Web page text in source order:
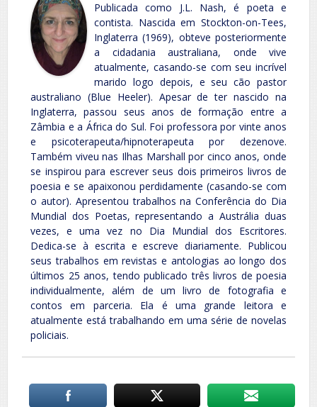
Publicada como J.L. Nash, é poeta e
contista. Nascida em Stockton-on-Tees,
Inglaterra (1969), obteve posteriormente
a cidadania australiana, onde vive
atualmente, casando-se com seu incrível
marido logo depois, e seu cão pastor
australiano (Blue Heeler). Apesar de ter nascido na
Inglaterra, passou seus anos de formação entre a
Zâmbia e a África do Sul. Foi professora por vinte anos
e psicoterapeuta/hipnoterapeuta por dezenove.
Também viveu nas Ilhas Marshall por cinco anos, onde
se inspirou para escrever seus dois primeiros livros de
poesia e se apaixonou perdidamente (casando-se com
o autor). Apresentou trabalhos na Conferência do Dia
Mundial dos Poetas, representando a Austrália duas
vezes, e uma vez no Dia Mundial dos Escritores.
Dedica-se à escrita e escreve diariamente. Publicou
seus trabalhos em revistas e antologias ao longo dos
últimos 25 anos, tendo publicado três livros de poesia
individualmente, além de um livro de fotografia e
contos em parceria. Ela é uma grande leitora e
atualmente está trabalhando em uma série de novelas
policiais.